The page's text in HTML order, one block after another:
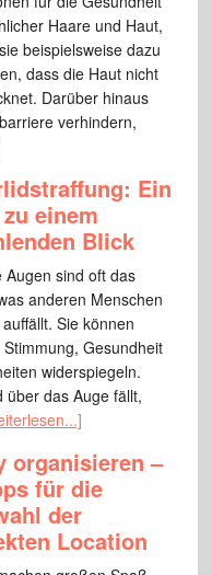
Haare und Haut,
beispielsweise dazu
dass die Haut nicht
Darüber hinaus
verhindern,
Ein
einem
Blick
Augen sind oft das
anderen Menschen
Sie können
Stimmung, Gesundheit
widerspiegeln.
über das Auge fällt,
organisieren –
für die
der
Location